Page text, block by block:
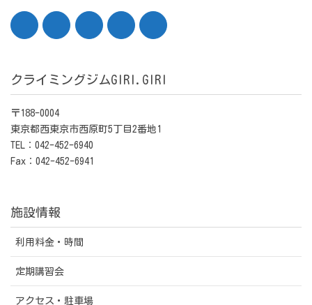
クライミングジムGIRI.GIRI
〒188-0004
東京都西東京市西原町5丁目2番地1
TEL：042-452-6940
Fax：042-452-6941
施設情報
利用料金・時間
定期講習会
アクセス・駐車場